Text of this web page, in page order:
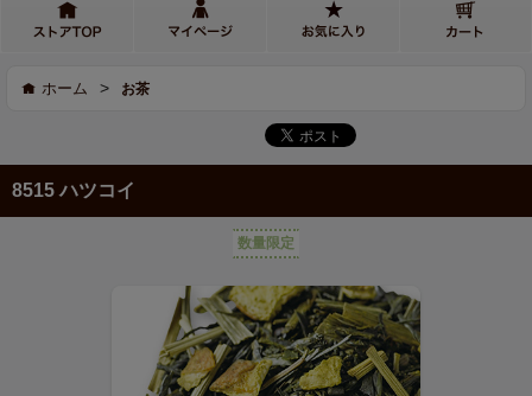
ホーム > お茶
8515 ハツコイ
数量限定